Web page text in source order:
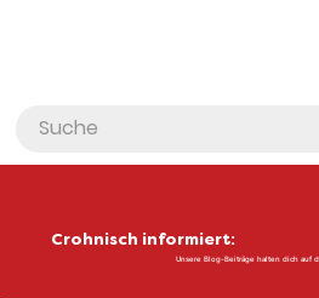
Crohnisch informiert:
Unsere Blog-Beiträge halten dich auf